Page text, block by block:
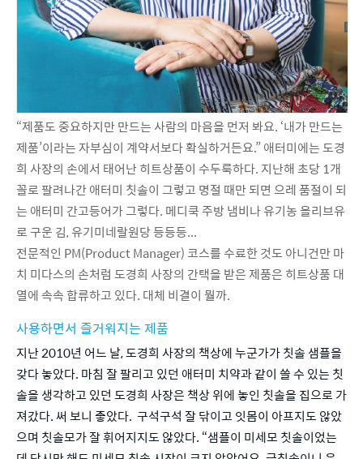
“제품도 중요하지만 만드는 사람의 마음을 먼저 봐요. ‘내가 만드는
제품’이라는 자부심이 계약서보다 확실하거든요.” 애터미에는 도경
희 사장의 손에서 태어난 히트상품이 수두룩하다. 지난해 초당 1개
꼴로 팔려나간 애터미 칫솔이 그렇고 명절 때만 되면 으레 품절이 되
는 애터미 간고등어가 그렇다. 메디쿡 주방 냄비나 유기농 올리브유
로 구운 김, 유기미네랄원당 등등등...
전문적인 PM(Product Manager) 코스를 수료한 것도 아니건만 마
치 미다스의 손처럼 도경희 사장의 간택을 받은 제품은 히트상품 대
열에 속속 합류하고 있다. 대체 비결이 뭘까.
사용하면서 즐거워지는 제품
지난 2010년 어느 날, 도경희 사장의 책상에 누군가가 칫솔 샘플을
갖다 놓았다. 마침 잘 팔리고 있던 애터미 치약과 같이 쓸 수 있는 칫
솔을 생각하고 있던 도경희 사장은 책상 위에 놓인 칫솔을 집으로 가
져갔다. 써 보니 좋았다.  구석구석 잘 닦이고 잇몸이 아프지도 않았
으며 칫솔모가 잘 휘어지지도 않았다. “샘플이 미세모 칫솔이었는